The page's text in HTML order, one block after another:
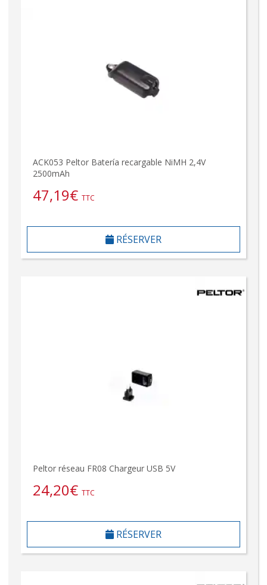
ACK053 Peltor Batería recargable NiMH 2,4V
2500mAh
47,19€ TTC
RÉSERVER
Peltor réseau FR08 Chargeur USB 5V
24,20€ TTC
RÉSERVER